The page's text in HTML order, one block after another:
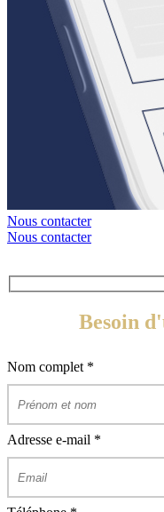
Nous contacter
Nous contacter
Besoin
Nom complet *
Adresse e-mail *